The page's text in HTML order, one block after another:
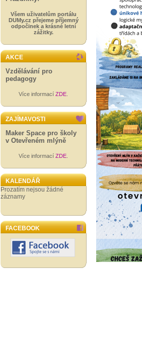
Všem uživatelům portálu
DUMy.cz přejeme příjemný
odpočinek a krásné letní
zážitky.
AKCE
Vzdělávání pro
pedagogy
Více informací ZDE
ZAJÍMAVOSTI
Maker Space pro školy
v Otevřeném mlýně
Více informací ZDE
KALENDÁŘ
Prozatím nejsou žádné
záznamy
FACEBOOK